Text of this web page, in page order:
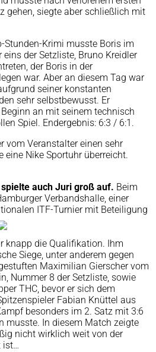
gehen, siegte aber schließlich mit
Stunden-Krimi musste Boris im
der Setzliste, Bruno Kreidler
der Boris in der
war. Aber an diesem Tag war
seiner konstanten
sehr selbstbewusst. Er
an mit seinem technisch
Spiel. Endergebnis: 6:3 / 6:1.
vom Veranstalter einen sehr
Nike Sportuhr überreicht.
auch Juri groß auf. Beim
Verbandshalle, einer
ITF-Turnier mit Beteiligung
knapp die Qualifikation. Ihm
Siege, unter anderem gegen
Maximilian Gierscher vom
Nummer 8 der Setzliste, sowie
THC, bevor er sich dem
Fabian Knüttel aus
besonders im 2. Satz mit 3:6
musste. In diesem Match zeigte
nicht wirklich weit von der
ist…